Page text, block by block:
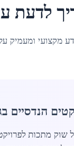
לדעת
מקצועי ומעמיק
הנדסיים
סקירה מקיפה של שוק